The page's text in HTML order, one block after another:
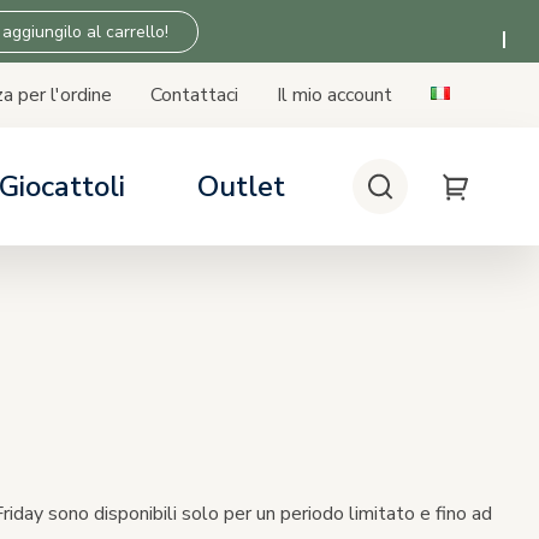
al carrello!
per l'ordine Contattaci
Il mio account
Giocattoli Outlet Cerca My Cart
sono disponibili solo per un periodo limitato e fino ad